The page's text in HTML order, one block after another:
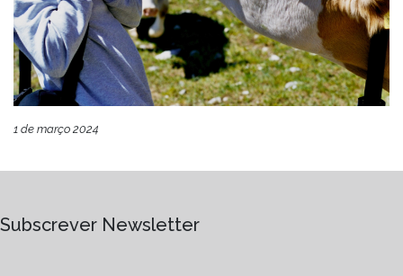
1 de março 2024
Subscrever Newsletter